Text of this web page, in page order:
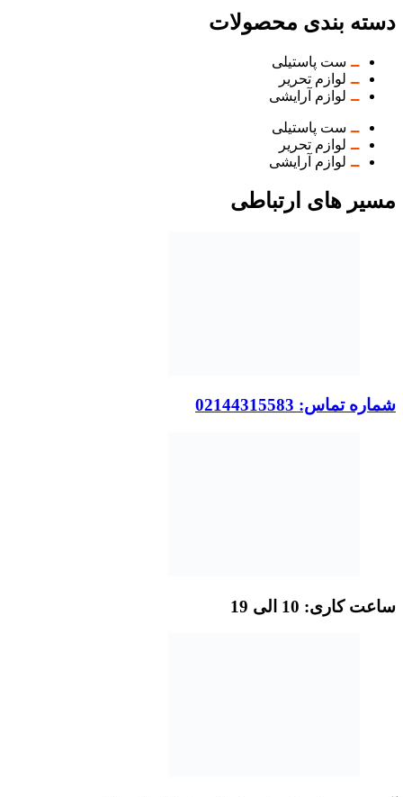
دسته بندی محصولات
ست پاستیلی
لوازم تحریر
لوازم آرایشی
ست پاستیلی
لوازم تحریر
لوازم آرایشی
مسیر های ارتباطی
شماره تماس: 02144315583
ساعت کاری: 10 الی 19